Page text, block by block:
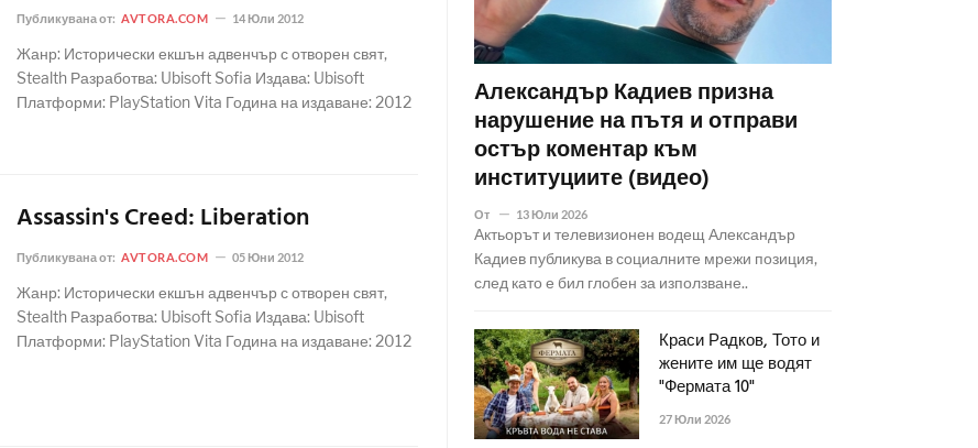
Публикувана от: AVTORA.COM 14 Юли 2012
Жанр: Исторически екшън адвенчър с отворен свят,
Stealth Разработва: Ubisoft Sofia Издава: Ubisoft
Платформи: PlayStation Vita Година на издаване: 2012
Assassin's Creed: Liberation
Публикувана от: AVTORA.COM 05 Юни 2012
Жанр: Исторически екшън адвенчър с отворен свят,
Stealth Разработва: Ubisoft Sofia Издава: Ubisoft
Платформи: PlayStation Vita Година на издаване: 2012
Александър Кадиев призна
нарушение на пътя и отправи
остър коментар към
институциите (видео)
От 13 Юли 2026
Актьорът и телевизионен водещ Александър
Кадиев публикува в социалните мрежи позиция,
след като е бил глобен за използване..
Краси Радков, Тото и
жените им ще водят
"Фермата 10"
27 Юли 2026